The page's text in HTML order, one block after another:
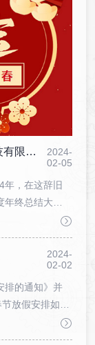
迎新求变，乘势飞扬--广东唯是晶圆科技有限公司2023年度总结会议
2024-
02-05
年，在这辞旧
年终总结大
获，展望新一
2024-
02-02
排的通知》并
放假安排如